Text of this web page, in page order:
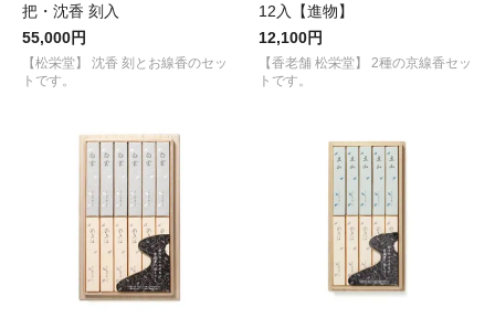
把・沈香 刻入
55,000円
【松栄堂】 沈香 刻とお線香のセッ
トです。
12入【進物】
12,100円
【香老舗 松栄堂】 2種の京線香セッ
トです。